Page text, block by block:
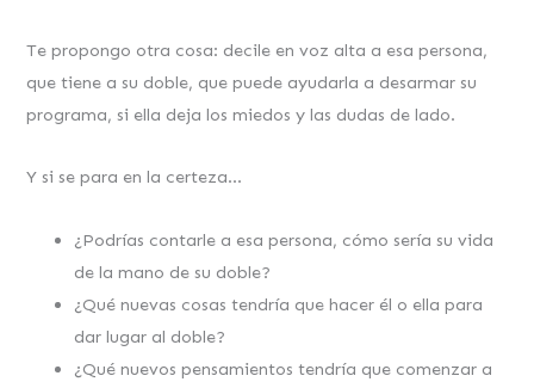
Te propongo otra cosa: decile en voz alta a esa persona,
que tiene a su doble, que puede ayudarla a desarmar su
programa, si ella deja los miedos y las dudas de lado.
Y si se para en la certeza…
¿Podrías contarle a esa persona, cómo sería su vida
de la mano de su doble?
¿Qué nuevas cosas tendría que hacer él o ella para
dar lugar al doble?
¿Qué nuevos pensamientos tendría que comenzar a